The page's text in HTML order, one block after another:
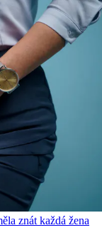
znát každá žena